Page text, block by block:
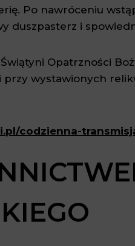
Po nawróceniu
duszpasterz i
Opatrzności
wystawionych
codzienna-